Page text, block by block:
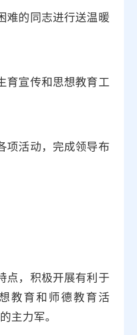
难的同志进行送温暖
育宣传和思想教育工
项活动，完成领导布
点，积极开展有利于
教育和师德教育活
主力军。